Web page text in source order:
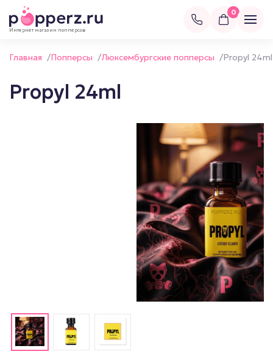
Интернет магазин попперсов
0
Главная /Попперсы /Люксембургские попперсы /Propyl 24ml
Propyl 24ml